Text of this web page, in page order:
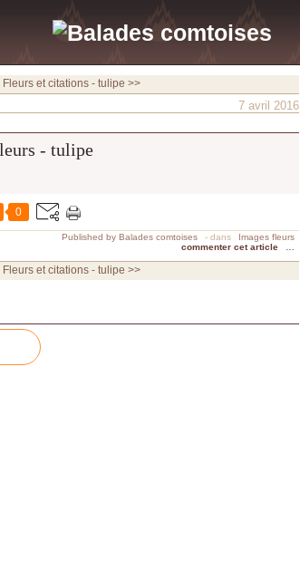
Fleurs et citations - tulipe >>
7 avril 2016
0
Published by Balades comtoises - dans
Images fleurs
commenter cet article
Fleurs et citations - tulipe >>